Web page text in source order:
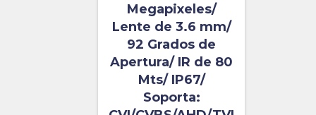
Megapixeles/
Lente de 3.6 mm/
92 Grados de
Apertura/ IR de 80
Mts/ IP67/
Soporta: